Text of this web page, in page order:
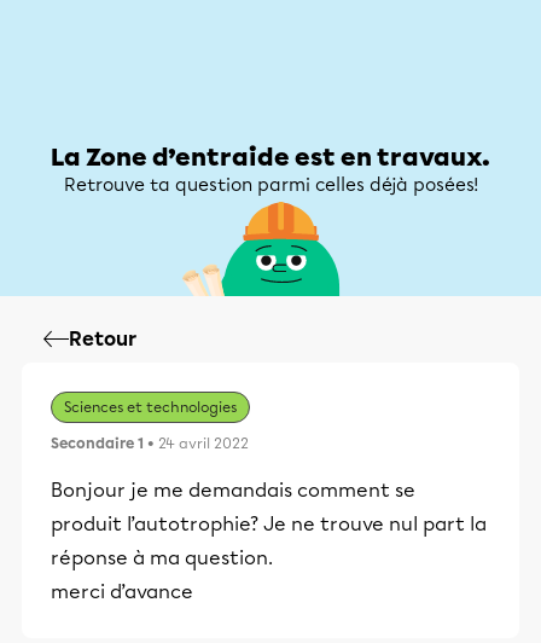
La Zone d’entraide est en travaux.
Retrouve ta question parmi celles déjà posées!
Retour
Sciences et technologies
Secondaire 1 • 24 avril 2022
Bonjour je me demandais comment se
produit l’autotrophie? Je ne trouve nul part la
réponse à ma question.
merci d’avance